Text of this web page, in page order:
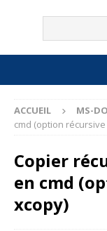
ACCUEIL MS-
cmd (option
Copier
en cmd
xcopy)